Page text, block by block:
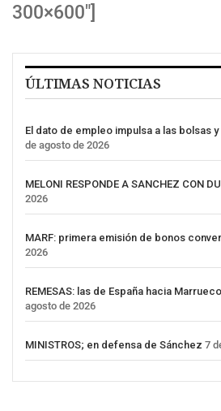
300×600″]
ÚLTIMAS NOTICIAS
El dato de empleo impulsa a las bolsas
de agosto de 2026
MELONI RESPONDE A SANCHEZ CON
2026
MARF: primera emisión de bonos
2026
REMESAS: las de España hacia
agosto de 2026
MINISTROS; en defensa de Sánchez 7